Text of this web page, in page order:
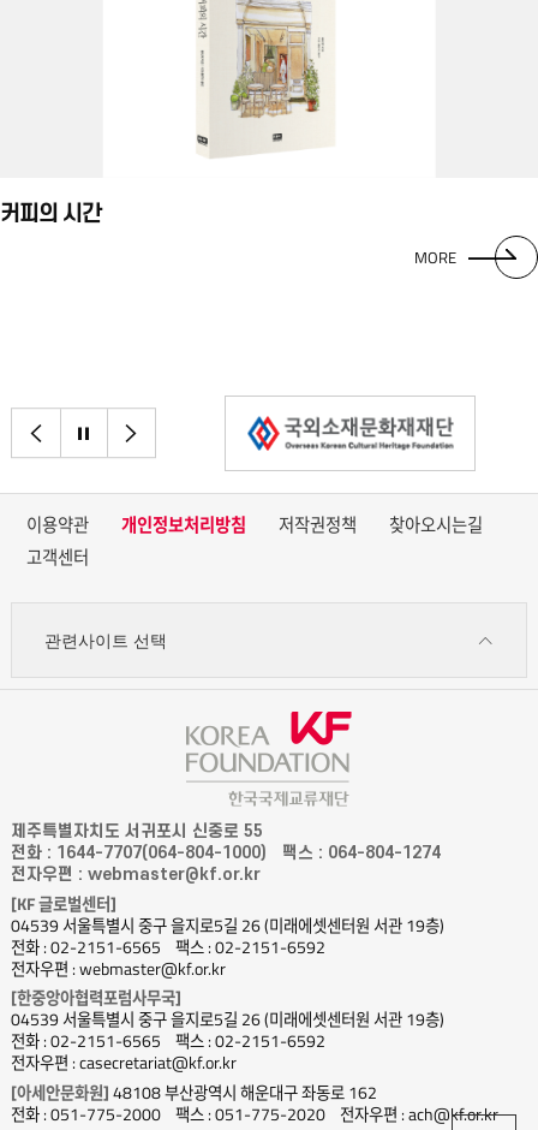
커피의 시간
MORE
이전으로
정지
이용약관 개인정보처리방침 저작권정책
찾아오시는길
고객센터
관련사이트 선택
제주특별자치도 서귀포시 신중로 55
전화 : 1644-7707(064-804-1000)
팩스 : 064-804-1274
전자우편 : webmaster@kf.or.kr
[KF 글로벌센터]
04539 서울특별시 중구 을지로5길 26 (미래에셋센터원 서관 19층)
전화 : 02-2151-6565
팩스 : 02-2151-6592
전자우편 : webmaster@kf.or.kr
[한중앙아협력포럼사무국]
04539 서울특별시 중구 을지로5길 26 (미래에셋센터원 서관 19층)
전화 : 02-2151-6565
팩스 : 02-2151-6592
전자우편 : casecretariat@kf.or.kr
[아세안문화원] 48108 부산광역시 해운대구 좌동로 162
전화 : 051-775-2000
팩스 : 051-775-2020 전자우편 : ach@kf.or.kr